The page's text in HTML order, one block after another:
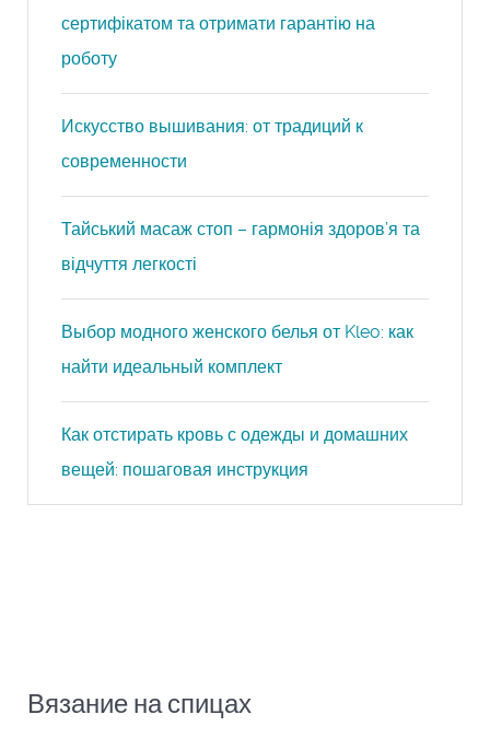
сертифікатом та отримати гарантію на
роботу
Искусство вышивания: от традиций к
современности
Тайський масаж стоп – гармонія здоров’я та
відчуття легкості
Выбор модного женского белья от Kleo: как
найти идеальный комплект
Как отстирать кровь с одежды и домашних
вещей: пошаговая инструкция
Вязание на спицах